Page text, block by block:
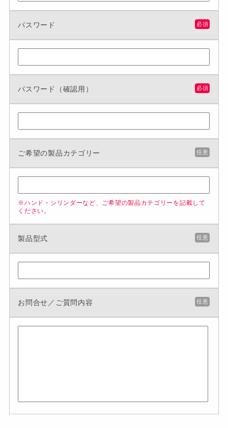
パスワード 必須
パスワード（確認用） 必須
ご希望の製品カテゴリー 任意
※ハンド・シリンダーなど、ご希望の製品カテゴリーを記載して
ください。
製品型式 任意
お問合せ／ご質問内容 任意